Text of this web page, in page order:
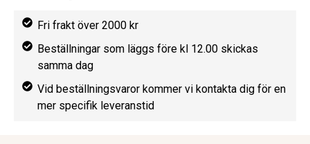
Fri frakt över 2000 kr
Beställningar som läggs före kl 12.00 skickas
samma dag
Vid beställningsvaror kommer vi kontakta dig för en
mer specifik leveranstid